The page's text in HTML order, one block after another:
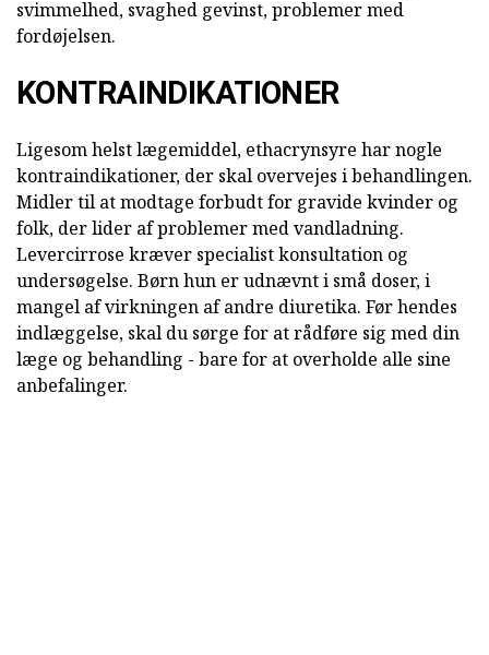
svimmelhed, svaghed gevinst, problemer med
fordøjelsen.
KONTRAINDIKATIONER
Ligesom helst lægemiddel, ethacrynsyre har nogle
kontraindikationer, der skal overvejes i behandlingen.
Midler til at modtage forbudt for gravide kvinder og
folk, der lider af problemer med vandladning.
Levercirrose kræver specialist konsultation og
undersøgelse. Børn hun er udnævnt i små doser, i
mangel af virkningen af andre diuretika. Før hendes
indlæggelse, skal du sørge for at rådføre sig med din
læge og behandling - bare for at overholde alle sine
anbefalinger.